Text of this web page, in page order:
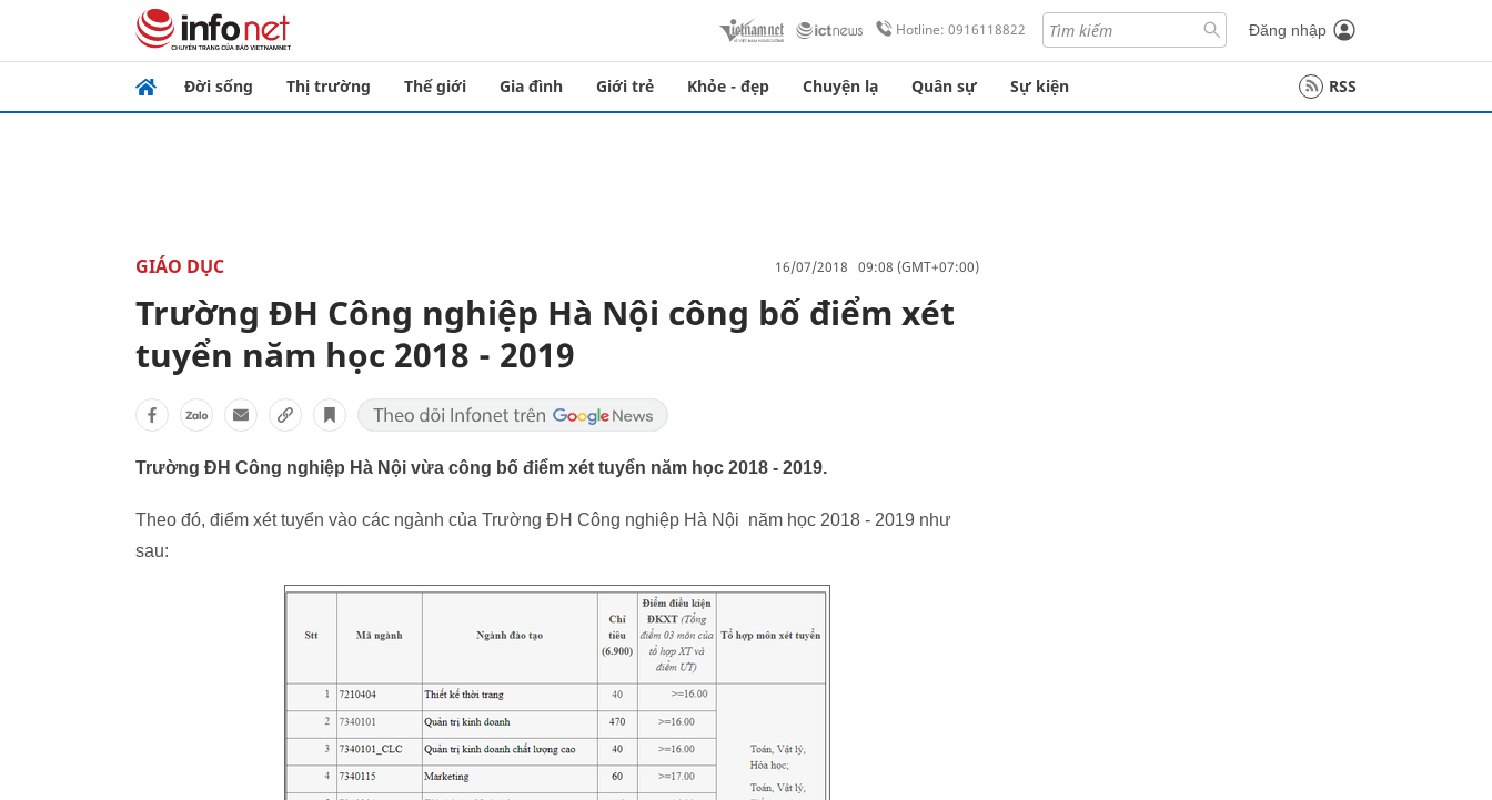
Hotline: 0916118822 Đăng nhập
Đời sống Thị trường Thế giới Gia đình Giới trẻ Khỏe - đẹp Chuyện lạ Quân sự Sự kiện RSS
GIÁO DỤC 16/07/2018 09:08 (GMT+07:00)
Trường ĐH Công nghiệp Hà Nội công bố điểm xét
tuyển năm học 2018 - 2019
Trường ĐH Công nghiệp Hà Nội vừa công bố điểm xét tuyển năm học 2018 - 2019.
Theo đó, điểm xét tuyển vào các ngành của Trường ĐH Công nghiệp Hà Nội năm học 2018 - 2019 như
sau: